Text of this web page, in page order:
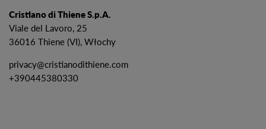
Cristiano di Thiene S.p.A.
Viale del Lavoro, 25
36016 Thiene (VI), Włochy
privacy@cristianodithiene.com
+390445380330